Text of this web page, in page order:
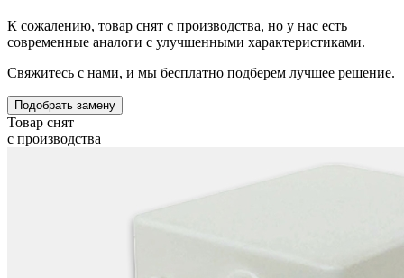
К сожалению, товар снят с производства, но у нас есть
современные аналоги с улучшенными характеристиками.
Свяжитесь с нами, и мы бесплатно подберем лучшее решение.
Подобрать замену
Товар снят
с производства